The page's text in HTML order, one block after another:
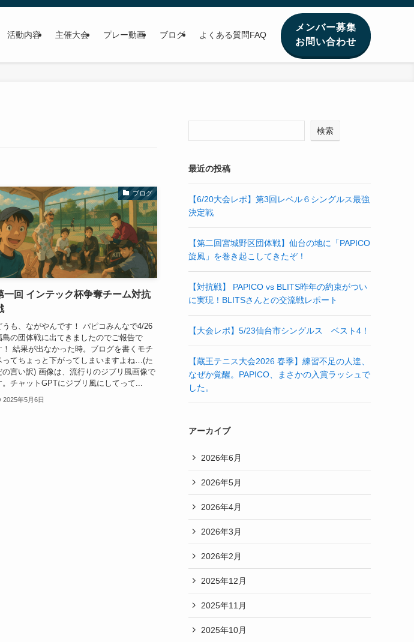
活動内容 主催大会 プレー動画 ブログ よくある質問FAQ
メンバー募集
お問い合わせ
ブログ
一回 インテック杯争奪チーム対抗
うも、ながやんです！ パピコみんなで4/26
島の団体戦に出てきましたのでご報告で
！ 結果が出なかった時。ブログを書くモチ
ってちょっと下がってしまいますよね…(た
の言い訳) 画像は、流行りのジブリ風画像で
。チャットGPTにジブリ風にしてって...
2025年5月6日
検索
最近の投稿
【6/20大会レポ】第3回レベル６シングルス最強
決定戦
【第二回宮城野区団体戦】仙台の地に「PAPICO
旋風」を巻き起こしてきたぞ！
【対抗戦】 PAPICO vs BLITS昨年の約束がつい
に実現！BLITSさんとの交流戦レポート
【大会レポ】5/23仙台市シングルス ベスト4！
【蔵王テニス大会2026 春季】練習不足の人達、
なぜか覚醒。PAPICO、まさかの入賞ラッシュで
した。
アーカイブ
2026年6月
2026年5月
2026年4月
2026年3月
2026年2月
2025年12月
2025年11月
2025年10月